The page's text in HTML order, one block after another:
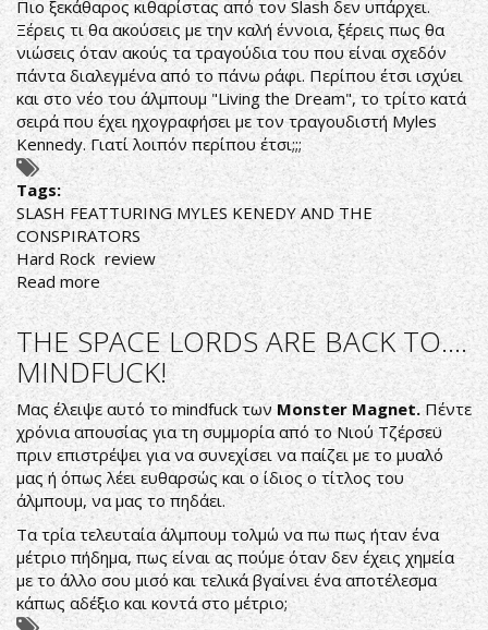
ROCK
N
ROLL!
Πιο ξεκάθαρος κιθαρίστας από τον Slash δεν υπάρχει.
Ξέρεις τι θα ακούσεις με την καλή έννοια, ξέρεις πως θα
νιώσεις όταν ακούς τα τραγούδια του που είναι σχεδόν
πάντα διαλεγμένα από το πάνω ράφι. Περίπου έτσι ισχύει
και στο νέο του άλμπουμ "Living the Dream", το τρίτο κατά
σειρά που έχει ηχογραφήσει με τον τραγουδιστή Myles
Kennedy. Γιατί λοιπόν περίπου έτσι;;;
Tags:
SLASH FEATTURING MYLES KENEDY AND THE
CONSPIRATORS
Hard Rock review
Read more about
SLASH
Feat
Myles
Kennedy
and
the
Conspirators.
THE SPACE LORDS ARE BACK TO....
MINDFUCK!
Μας έλειψε αυτό το mindfuck των Monster Magnet.Πέντε
χρόνια απουσίας για τη συμμορία από το Νιού Τζέρσεϋ
πριν επιστρέψει για να συνεχίσει να παίζει με το μυαλό
μας ή όπως λέει ευθαρσώς και ο ίδιος ο τίτλος του
άλμπουμ, να μας το πηδάει.
Τα τρία τελευταία άλμπουμ τολμώ να πω πως ήταν ένα
μέτριο πήδημα, πως είναι ας πούμε όταν δεν έχεις χημεία
με το άλλο σου μισό και τελικά βγαίνει ένα αποτέλεσμα
κάπως αδέξιο και κοντά στο μέτριο;